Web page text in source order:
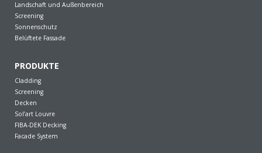
Landschaft und Außenbereich
Screening
Sonnenschutz
Belüftete Fassade
PRODUKTE
Cladding
Screening
Decken
Sol’art Louvre
FIBA-DEK Decking
Facade System